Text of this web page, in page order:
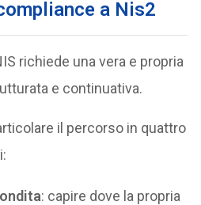
a Nis2
richiede una vera e propria
e continuativa.
il percorso in quattro
: capire dove la propria